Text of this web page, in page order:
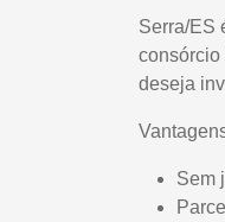
Serra/ES
consórcio
deseja
Sem